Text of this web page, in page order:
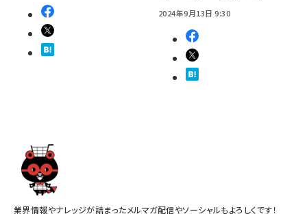
2024年9月13日 9:30
業界情報やナレッジが詰まったメルマガ配信やソーシャルもよろしくです！